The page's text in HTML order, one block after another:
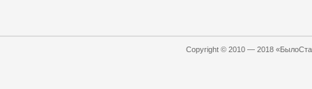
Copyright © 2010 — 2018